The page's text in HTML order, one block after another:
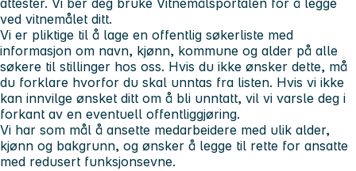
attester. Vi ber deg bruke Vitnemålsportalen for å legge
ved vitnemålet ditt.
Vi er pliktige til å lage en offentlig søkerliste med
informasjon om navn, kjønn, kommune og alder på alle
søkere til stillinger hos oss. Hvis du ikke ønsker dette, må
du forklare hvorfor du skal unntas fra listen. Hvis vi ikke
kan innvilge ønsket ditt om å bli unntatt, vil vi varsle deg i
forkant av en eventuell offentliggjøring.
Vi har som mål å ansette medarbeidere med ulik alder,
kjønn og bakgrunn, og ønsker å legge til rette for ansatte
med redusert funksjonsevne.